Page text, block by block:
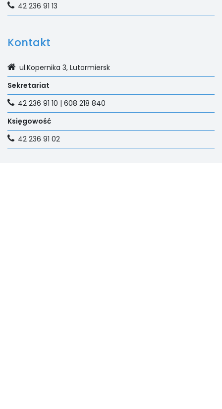
Kontakt
ul.Kopernika 3, Lutormiersk
Sekretariat
42 236 91 10 | 608 218 840
Księgowość
42 236 91 02
42 236 91 13